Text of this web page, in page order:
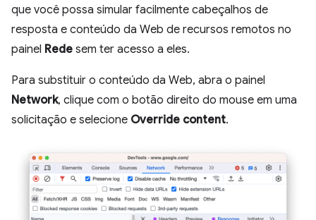
que você possa simular facilmente cabeçalhos de
resposta e conteúdo da Web de recursos remotos no
painel Rede sem ter acesso a eles.
Para substituir o conteúdo da Web, abra o painel
Network, clique com o botão direito do mouse em uma
solicitação e selecione Override content.